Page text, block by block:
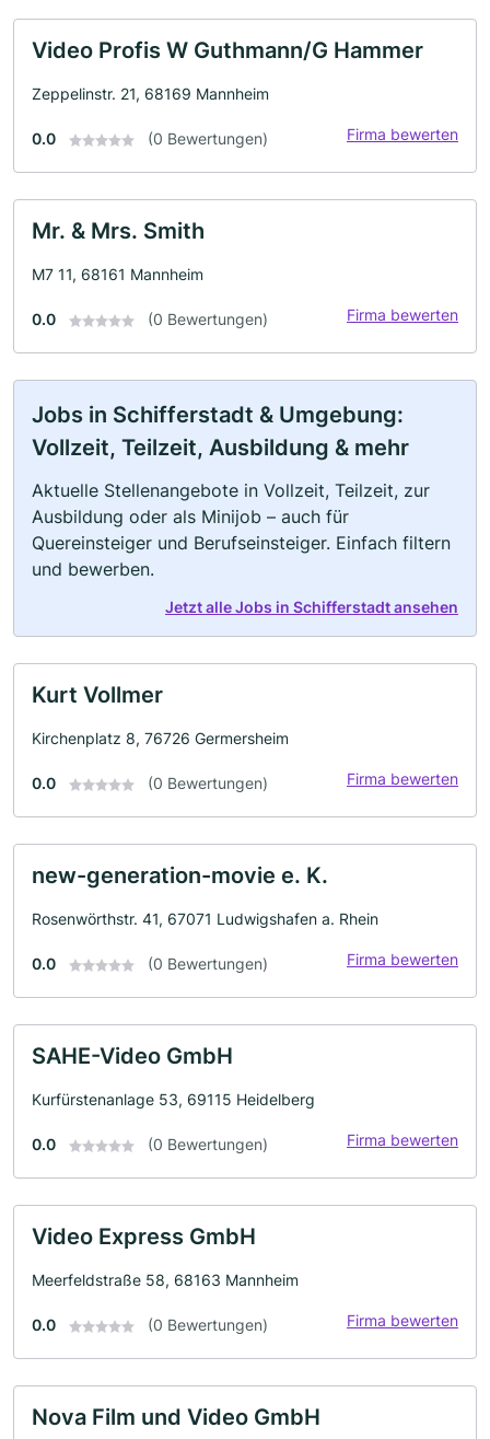
Video Profis W Guthmann/G Hammer
Zeppelinstr. 21, 68169 Mannheim
0.0 (0 Bewertungen) Firma bewerten
Mr. & Mrs. Smith
M7 11, 68161 Mannheim
0.0 (0 Bewertungen) Firma bewerten
Jobs in Schifferstadt & Umgebung:
Vollzeit, Teilzeit, Ausbildung & mehr
Aktuelle Stellenangebote in Vollzeit, Teilzeit, zur
Ausbildung oder als Minijob – auch für
Quereinsteiger und Berufseinsteiger. Einfach filtern
und bewerben.
Jetzt alle Jobs in Schifferstadt ansehen
Kurt Vollmer
Kirchenplatz 8, 76726 Germersheim
0.0 (0 Bewertungen) Firma bewerten
new-generation-movie e. K.
Rosenwörthstr. 41, 67071 Ludwigshafen a. Rhein
0.0 (0 Bewertungen) Firma bewerten
SAHE-Video GmbH
Kurfürstenanlage 53, 69115 Heidelberg
0.0 (0 Bewertungen) Firma bewerten
Video Express GmbH
Meerfeldstraße 58, 68163 Mannheim
0.0 (0 Bewertungen) Firma bewerten
Nova Film und Video GmbH